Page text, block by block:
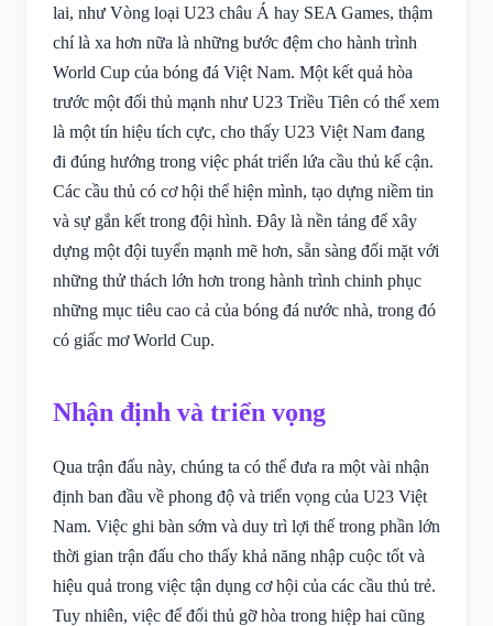
lai, như Vòng loại U23 châu Á hay SEA Games, thậm
chí là xa hơn nữa là những bước đệm cho hành trình
World Cup của bóng đá Việt Nam. Một kết quả hòa
trước một đối thủ mạnh như U23 Triều Tiên có thể xem
là một tín hiệu tích cực, cho thấy U23 Việt Nam đang
đi đúng hướng trong việc phát triển lứa cầu thủ kế cận.
Các cầu thủ có cơ hội thể hiện mình, tạo dựng niềm tin
và sự gắn kết trong đội hình. Đây là nền tảng để xây
dựng một đội tuyển mạnh mẽ hơn, sẵn sàng đối mặt với
những thử thách lớn hơn trong hành trình chinh phục
những mục tiêu cao cả của bóng đá nước nhà, trong đó
có giấc mơ World Cup.
Nhận định và triển vọng
Qua trận đấu này, chúng ta có thể đưa ra một vài nhận
định ban đầu về phong độ và triển vọng của U23 Việt
Nam. Việc ghi bàn sớm và duy trì lợi thế trong phần lớn
thời gian trận đấu cho thấy khả năng nhập cuộc tốt và
hiệu quả trong việc tận dụng cơ hội của các cầu thủ trẻ.
Tuy nhiên, việc để đối thủ gỡ hòa trong hiệp hai cũng